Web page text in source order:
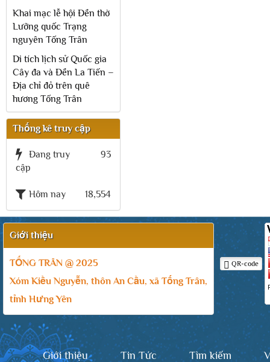
Khai mạc lễ hội Đền thờ
Lưỡng quốc Trạng
nguyên Tống Trân
Di tích lịch sử Quốc gia
Cây đa và Đền La Tiến –
Địa chỉ đỏ trên quê
hương Tống Trân
Thống kê truy cập
Đang truy
cập
93
Hôm nay 18,554
Giới thiệu
TỐNG TRÂN @ 2025
Xóm Kiều Nguyễn, thôn An Cầu, xã Tống Trân,
tỉnh Hưng Yên
QR-code
Giới thiệu Tin Tức Tìm kiếm